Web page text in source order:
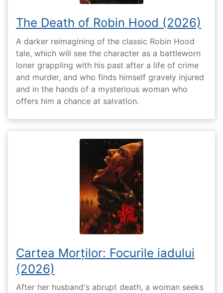
The Death of Robin Hood (2026)
A darker reimagining of the classic Robin Hood
tale, which will see the character as a battleworn
loner grappling with his past after a life of crime
and murder, and who finds himself gravely injured
and in the hands of a mysterious woman who
offers him a chance at salvation.
Cartea Morților: Focurile iadului
(2026)
After her husband's abrupt death, a woman seeks